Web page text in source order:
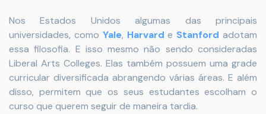
Nos Estados Unidos algumas das principais
universidades, como Yale, Harvard e Stanford adotam
essa filosofia. E isso mesmo não sendo consideradas
Liberal Arts Colleges. Elas também possuem uma grade
curricular diversificada abrangendo várias áreas. E além
disso, permitem que os seus estudantes escolham o
curso que querem seguir de maneira tardia.